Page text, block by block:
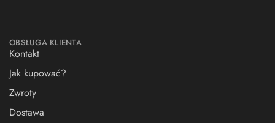
OBSŁUGA KLIENTA
Kontakt
Jak kupować?
Zwroty
Dostawa